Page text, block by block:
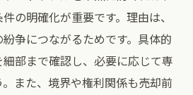
の明確化が重要です。理由は、
争につながるためです。具体的
部まで確認し、必要に応じて専
また、境界や権利関係も売却前